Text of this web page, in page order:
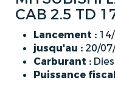
CAB 2.5 TD
Lancement :
jusqu'au : 20/
Carburant :
Puissance